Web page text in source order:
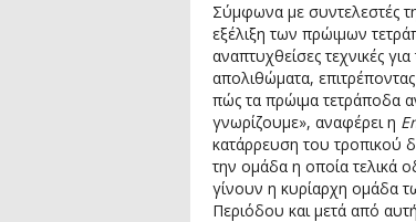
Σύμφωνα με συντελεστές
εξέλιξη των πρώιμων
αναπτυχθείσες τεχνικές
απολιθώματα,
πώς τα πρώιμα τετράποδα
γνωρίζουμε», αναφέρει η
κατάρρευση του τροπικού
την ομάδα η οποία τελικά
γίνουν η κυρίαρχη ομάδα
Περιόδου και μετά από